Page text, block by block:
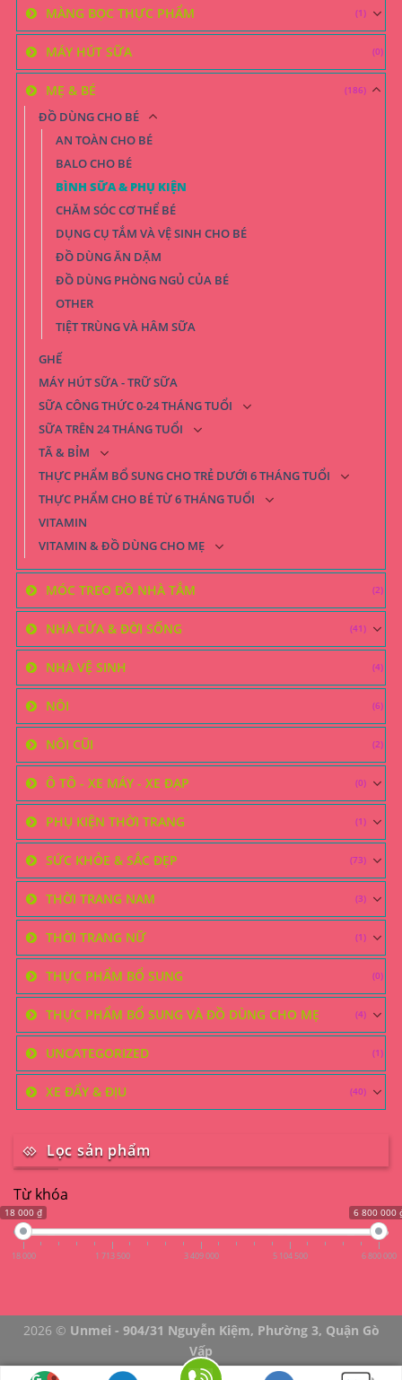
MÀNG BỌC THỰC PHẨM (1)
MÁY HÚT SỮA (0)
MẸ & BÉ (186)
ĐỒ DÙNG CHO BÉ
AN TOÀN CHO BÉ
BALO CHO BÉ
BÌNH SỮA & PHỤ KIỆN
CHĂM SÓC CƠ THỂ BÉ
DỤNG CỤ TẮM VÀ VỆ SINH CHO BÉ
ĐỒ DÙNG ĂN DẶM
ĐỒ DÙNG PHÒNG NGỦ CỦA BÉ
OTHER
TIỆT TRÙNG VÀ HÂM SỮA
GHẾ
MÁY HÚT SỮA - TRỮ SỮA
SỮA CÔNG THỨC 0-24 THÁNG TUỔI
SỮA TRÊN 24 THÁNG TUỔI
TÃ & BỈM
THỰC PHẨM BỔ SUNG CHO TRẺ DƯỚI 6 THÁNG TUỔI
THỰC PHẨM CHO BÉ TỪ 6 THÁNG TUỔI
VITAMIN
VITAMIN & ĐỒ DÙNG CHO MẸ
MÓC TREO ĐỒ NHÀ TẮM (2)
NHÀ CỬA & ĐỜI SỐNG (41)
NHÀ VỆ SINH (4)
NÔI (6)
NÔI CŨI (2)
Ô TÔ - XE MÁY - XE ĐẠP (0)
PHỤ KIỆN THỜI TRANG (1)
SỨC KHỎE & SẮC ĐẸP (73)
THỜI TRANG NAM (3)
THỜI TRANG NỮ (1)
THỰC PHẨM BỔ SUNG (0)
THỰC PHẨM BỔ SUNG VÀ ĐỒ DÙNG CHO MẸ (4)
UNCATEGORIZED (1)
XE ĐẨY & ĐỊU (40)
Lọc sản phẩm
Từ khóa
18 000 ₫ 6 800 000
18 000 1 713 500 3 409 000 5 104 500 6 800 000
2026 © Unmei - 904/31 Nguyễn Kiệm, Phường 3, Quận Gò
Vấp